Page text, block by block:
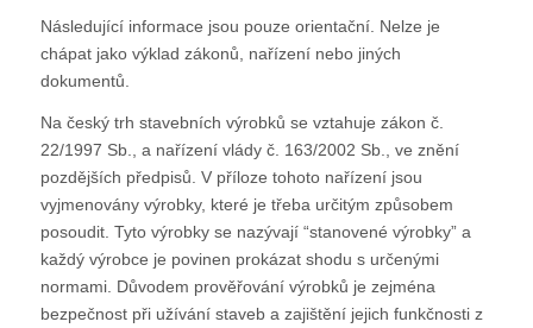
Následující informace jsou pouze orientační. Nelze je
chápat jako výklad zákonů, nařízení nebo jiných
dokumentů.
Na český trh stavebních výrobků se vztahuje zákon č.
22/1997 Sb., a nařízení vlády č. 163/2002 Sb., ve znění
pozdějších předpisů. V příloze tohoto nařízení jsou
vyjmenovány výrobky, které je třeba určitým způsobem
posoudit. Tyto výrobky se nazývají “stanovené výrobky” a
každý výrobce je povinen prokázat shodu s určenými
normami. Důvodem prověřování výrobků je zejména
bezpečnost při užívání staveb a zajištění jejich funkčnosti z